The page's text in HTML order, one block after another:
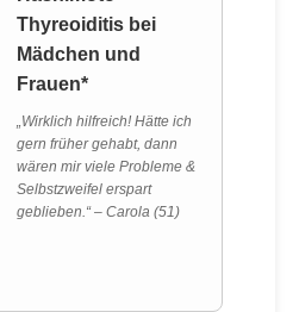
Thyreoiditis bei
Mädchen und
Frauen*
„Wirklich hilfreich! Hätte ich
gern früher gehabt, dann
wären mir viele Probleme &
Selbstzweifel erspart
geblieben.“ – Carola (51)